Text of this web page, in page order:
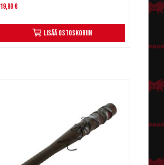
19,90 €
Lisää ostoskoriin